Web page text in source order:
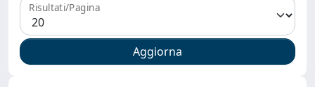
Risultati/Pagina